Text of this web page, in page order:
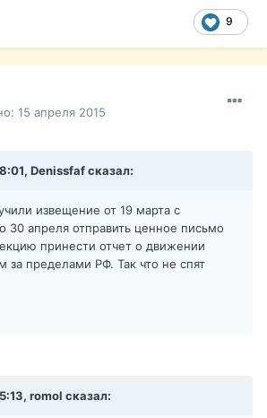
9
15 апреля 2015
Denissfaf сказал:
извещение от 19 марта с
апреля отправить ценное письмо
принести отчет о движении
за пределами РФ. Так что не спят
romol сказал: